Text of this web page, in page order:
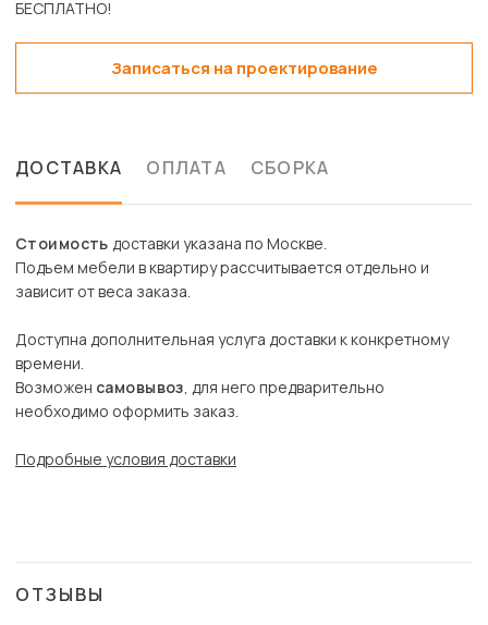
Записаться на проектирование
ДОСТАВКА ОПЛАТА СБОРКА
Стоимость доставки указана по Москве.
Подъем мебели в квартиру рассчитывается отдельно и
зависит от веса заказа.
Доступна дополнительная услуга доставки к конкретному
времени.
Возможен самовывоз, для него предварительно
необходимо оформить заказ.
Подробные условия доставки
ОТЗЫВЫ